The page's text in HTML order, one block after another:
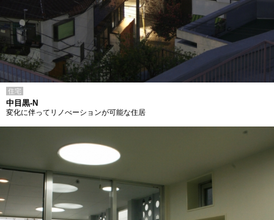
住宅
中目黒-N
変化に伴ってリノべーションが可能な住居